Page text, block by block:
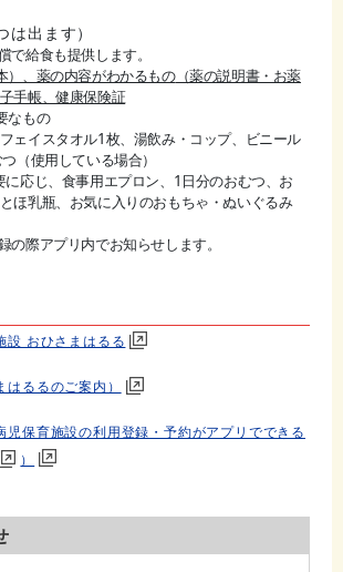
は出ます）
給食も提供します。
）、薬の内容がわかるもの（薬の説明書・お薬
手帳、健康保険証
なもの
ェイスタオル1枚、湯飲み・コップ、ビニール
（使用している場合）
応じ、食事用エプロン、1日分のおむつ、お
ほ乳瓶、お気に入りのおもちゃ・ぬいぐるみ
際アプリ内でお知らせします。
設 おひさまはるる
るるのご案内）
児保育施設の利用登録・予約がアプリでできる
）